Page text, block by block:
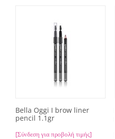
Bella Oggi I brow liner
pencil 1.1gr
[Σύνδεση για προβολή τιμής]